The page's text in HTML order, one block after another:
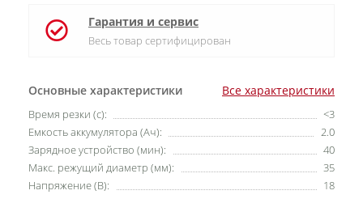
Основные характеристики Все характеристики
Время резки (с):
<3
Емкость аккумулятора (Ач):
2.0
Зарядное устройство (мин):
40
Макс. режущий диаметр (мм):
35
Напряжение (В):
18
Гарантия и сервис
Весь товар сертифицирован